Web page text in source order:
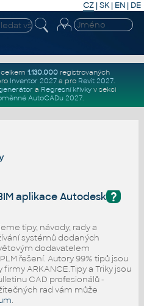
CZ | SK| EN | DE
1.130.000registrovaných
Inventor 2027a pro Revit 2027.
a Regresní křivkyv sekci
AutoCADu 2027.
?
aplikace Autodesk
tipy, návody, rady a
systémů dodaných
dodavatelem
řešení. Autory 99% tipů jsou
ARKANCE.Tipy a Triky jsou
CAD profesionálů -
rad vám může
.